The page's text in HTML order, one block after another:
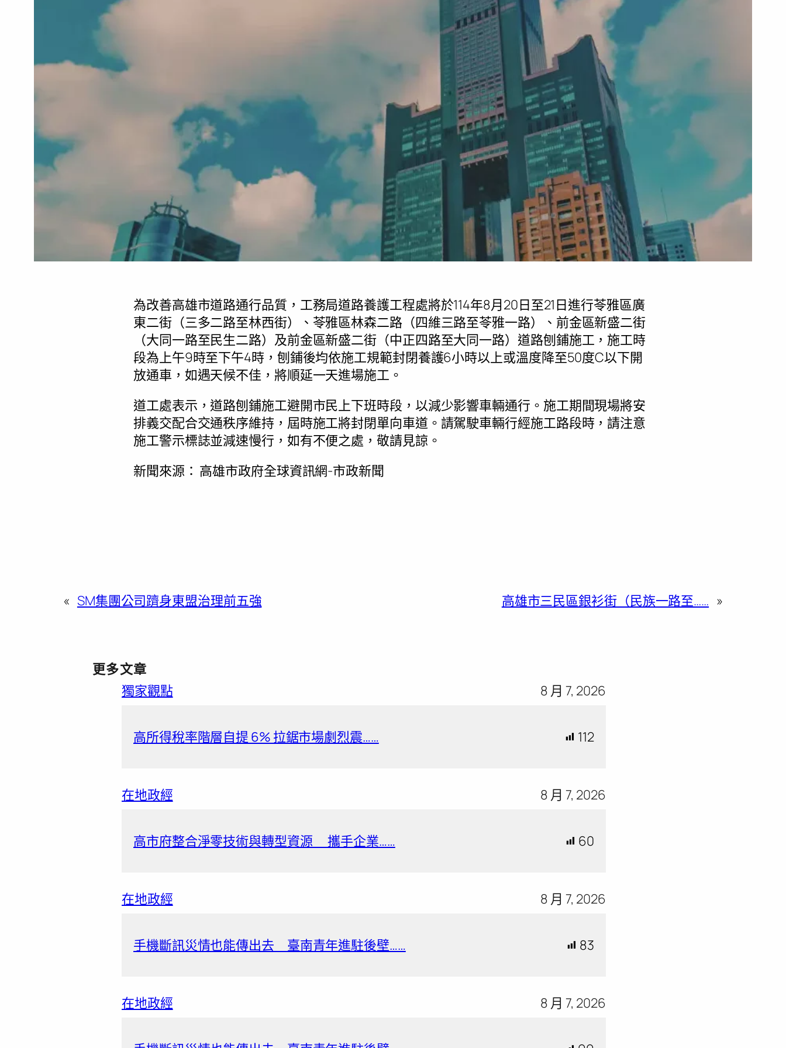
為改善高雄市道路通行品質，工務局道路養護工程處將於114年8月20日至21日進行苓雅區廣
東二街（三多二路至林西街）、苓雅區林森二路（四維三路至苓雅一路）、前金區新盛二街
（大同一路至民生二路）及前金區新盛二街（中正四路至大同一路）道路刨鋪施工，施工時
段為上午9時至下午4時，刨鋪後均依施工規範封閉養護6小時以上或溫度降至50度C以下開
放通車，如遇天候不佳，將順延一天進場施工。
道工處表示，道路刨鋪施工避開市民上下班時段，以減少影響車輛通行。施工期間現場將安
排義交配合交通秩序維持，屆時施工將封閉單向車道。請駕駛車輛行經施工路段時，請注意
施工警示標誌並減速慢行，如有不便之處，敬請見諒。
新聞來源： 高雄市政府全球資訊網-市政新聞
« SM集團公司躋身東盟治理前五強 高雄市三民區銀衫街（民族一路至…… »
更多文章
獨家觀點
8 月 7, 2026
高所得稅率階層自提 6% 拉鋸市場劇烈震…… 112
在地政經 8 月 7, 2026
高市府整合淨零技術與轉型資源 攜手企業…… 60
在地政經 8 月 7, 2026
手機斷訊災情也能傳出去 臺南青年進駐後壁…… 83
在地政經 8 月 7, 2026